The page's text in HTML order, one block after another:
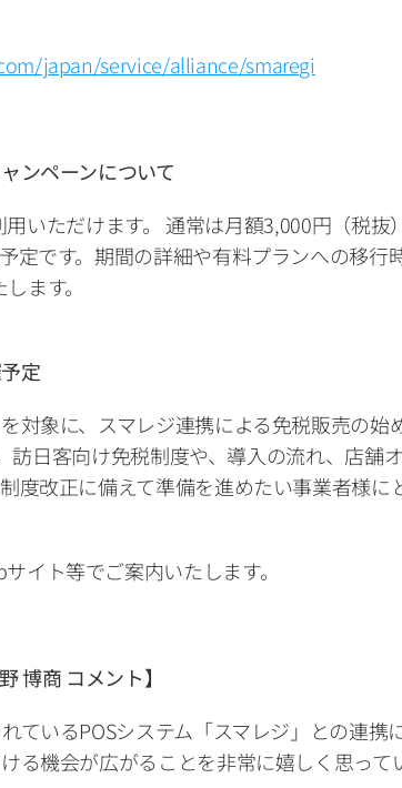
japan/service/alliance/smaregi
ンペーンについて
用いただけます。 通常は月額3,000円（税
定です。期間の詳細や有料プランへの移
ます。
定
対象に、スマレジ連携による免税販売の
訪日客向け免税制度や、導入の流れ、店
度改正に備えて準備を進めたい事業者様
イト等でご案内いたします。
博商 コメント】
ているPOSシステム「スマレジ」との連
る機会が広がることを非常に嬉しく思って